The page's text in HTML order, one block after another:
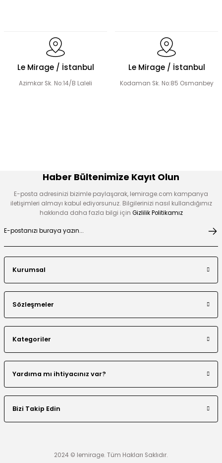
Desen Boncuk Nakışlı Elbise
Le Mirage / İstanbul
Azimkar Sk. No:14/B Laleli
Le Mirage / İstanbul
Kodaman Sk. No:85 Osmanbey
Haber Bültenimize Kayıt Olun
E-posta adresinizi bizimle paylaşarak, lemirage.com kampanya
iletişimleri almayı kabul ediyorsunuz. Bilgilerinizi nasıl kullandığımız
hakkında daha fazla bilgi için Gizlilik Politikamız
Kurumsal
Sözleşmeler
Kategoriler
Yardıma mı ihtiyacınız var?
Bizi Takip Edin
2024 © lemirage. Tüm Hakları Saklıdır.